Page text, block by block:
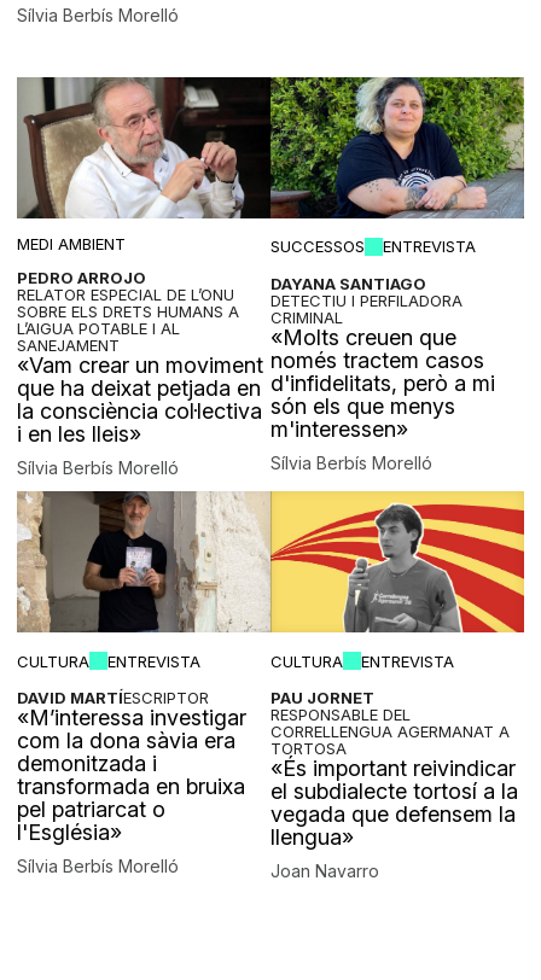
Sílvia Berbís Morelló
MEDI AMBIENT
PEDRO ARROJO
RELATOR ESPECIAL DE L’ONU
SOBRE ELS DRETS HUMANS A
L’AIGUA POTABLE I AL
SANEJAMENT
«Vam crear un moviment
que ha deixat petjada en
la consciència col·lectiva
i en les lleis»
Sílvia Berbís Morelló
SUCCESSOS
ENTREVISTA
DAYANA SANTIAGO
DETECTIU I PERFILADORA
CRIMINAL
«Molts creuen que
només tractem casos
d'infidelitats, però a mi
són els que menys
m'interessen»
Sílvia Berbís Morelló
CULTURA
ENTREVISTA
DAVID MARTÍESCRIPTOR
«M’interessa investigar
com la dona sàvia era
demonitzada i
transformada en bruixa
pel patriarcat o
l'Església»
Sílvia Berbís Morelló
CULTURA
ENTREVISTA
PAU JORNET
RESPONSABLE DEL
CORRELLENGUA AGERMANAT A
TORTOSA
«És important reivindicar
el subdialecte tortosí a la
vegada que defensem la
llengua»
Joan Navarro